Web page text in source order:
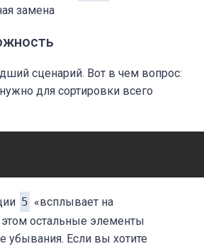
замена
сценарий. Вот в чем вопрос:
для сортировки всего
5 «всплывает на
этом остальные элементы
убывания. Если вы хотите